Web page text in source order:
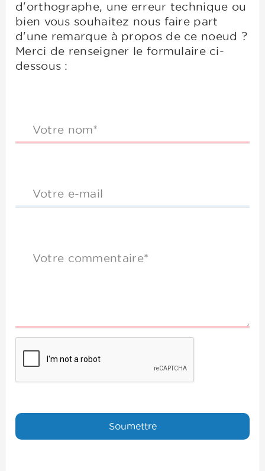
d'orthographe, une erreur technique ou
bien vous souhaitez nous faire part
d'une remarque à propos de ce noeud ?
Merci de renseigner le formulaire ci-
dessous :
Votre nom*
Votre e-mail
Votre commentaire*